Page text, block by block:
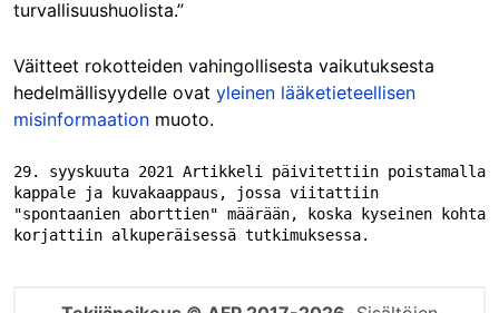
turvallisuushuolista.”
Väitteet rokotteiden vahingollisesta vaikutuksesta
hedelmällisyydelle ovat yleinen lääketieteellisen
misinformaation muoto.
29. syyskuuta 2021 Artikkeli päivitettiin poistamalla
kappale ja kuvakaappaus, jossa viitattiin
"spontaanien aborttien" määrään, koska kyseinen kohta
korjattiin alkuperäisessä tutkimuksessa.